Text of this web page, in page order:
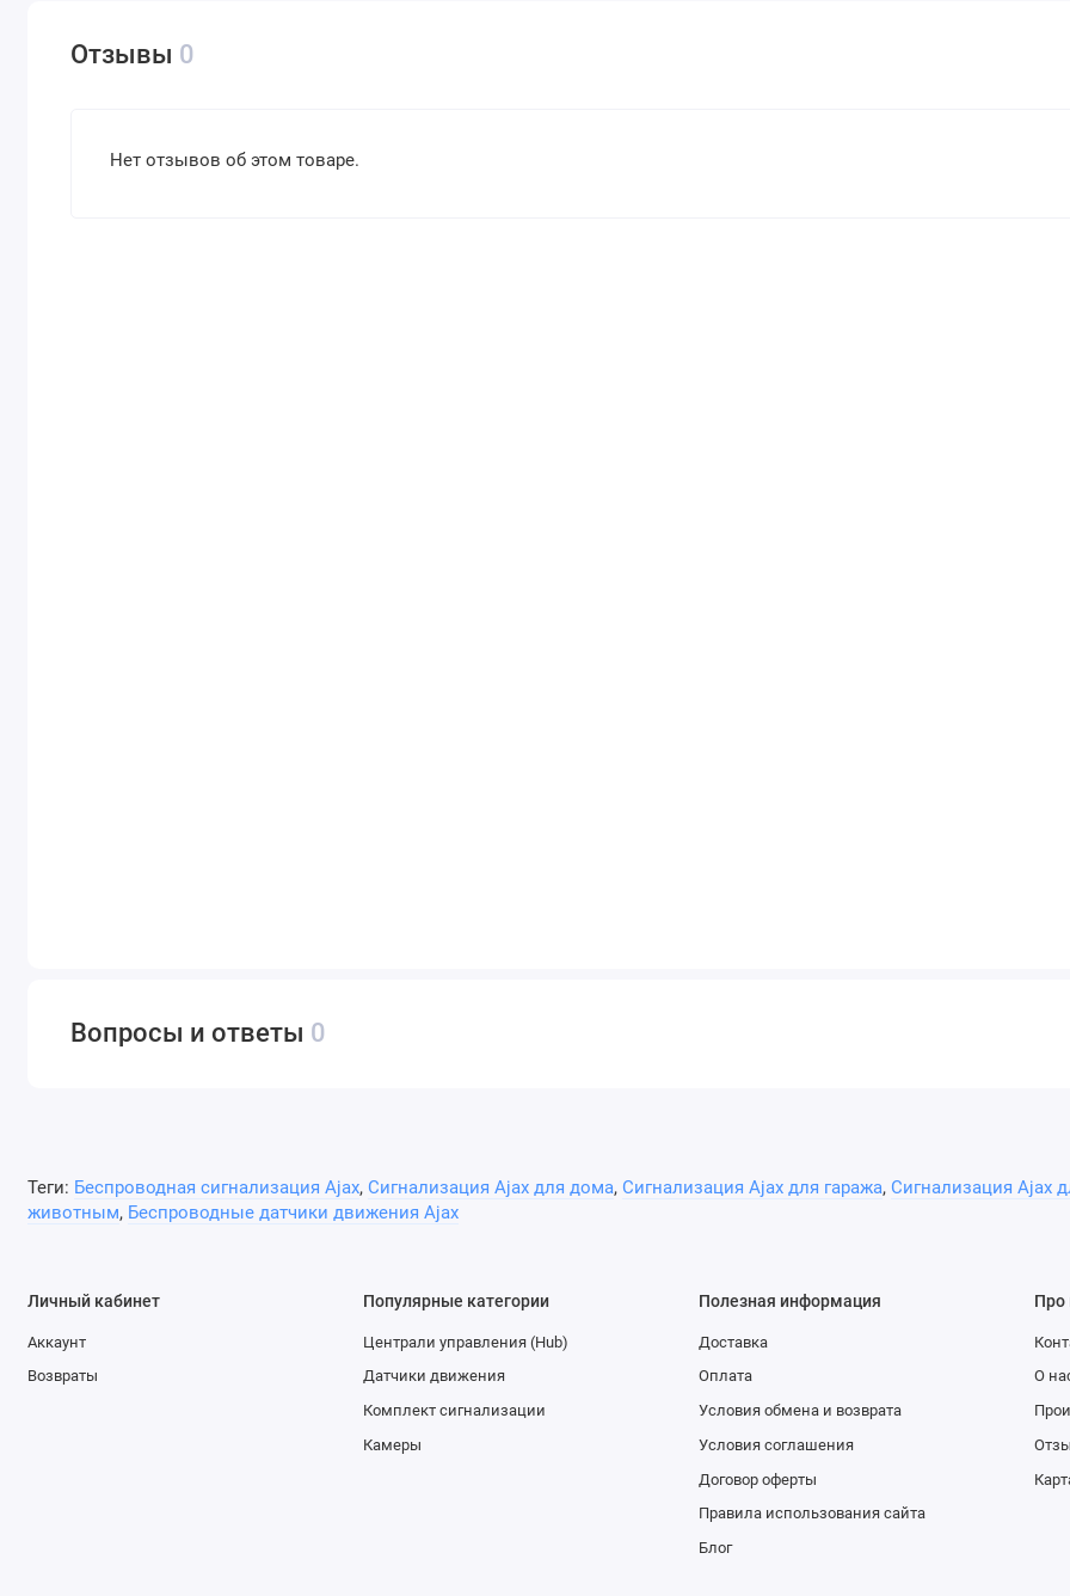
Отзывы 0
Нет отзывов об этом товаре.
Вопросы и ответы 0
Теги: Беспроводная сигнализация Ajax, Сигнализация Ajax для дома, Сигнализация Ajax для гаража, Сигнализация Ajax
животным, Беспроводные датчики движения Ajax
Личный кабинет
Аккаунт
Возвраты
Популярные категории
Централи управления (Hub)
Датчики движения
Комплект сигнализации
Камеры
Полезная информация
Доставка
Оплата
Условия обмена и возврата
Условия соглашения
Договор оферты
Правила использования сайта
Блог
Про
О